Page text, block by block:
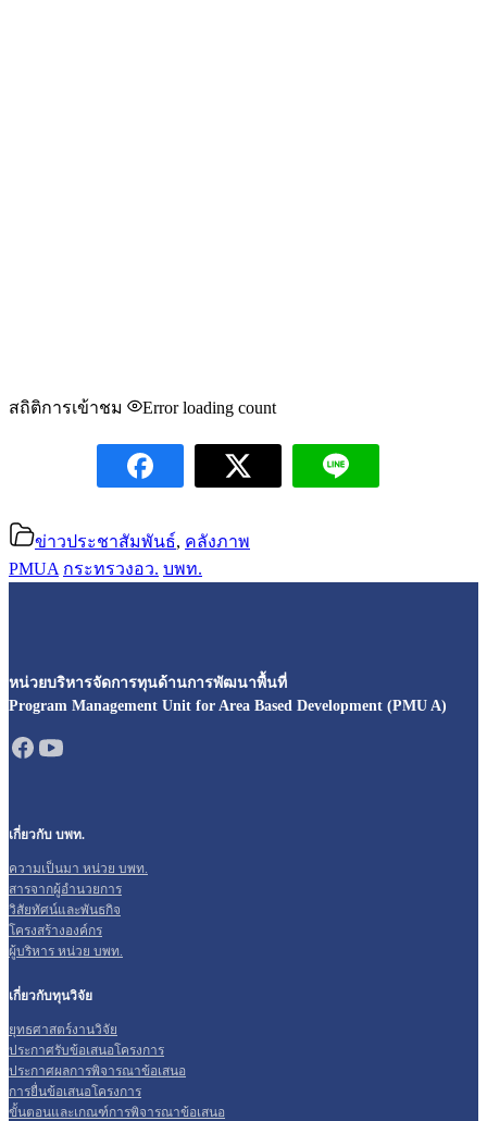
สถิติการเข้าชม Error loading count
ข่าวประชาสัมพันธ์, คลังภาพ
PMUA กระทรวงอว. บพท.
หน่วยบริหารจัดการทุนด้านการพัฒนาพื้นที่
Program Management Unit for Area Based Development (PMU A)
เกี่ยวกับ บพท.
ความเป็นมา หน่วย บพท.
สารจากผู้อำนวยการ
วิสัยทัศน์และพันธกิจ
โครงสร้างองค์กร
ผู้บริหาร หน่วย บพท.
เกี่ยวกับทุนวิจัย
ยุทธศาสตร์งานวิจัย
ประกาศรับข้อเสนอโครงการ
ประกาศผลการพิจารณาข้อเสนอ
การยื่นข้อเสนอโครงการ
ขั้นตอนและเกณฑ์การพิจารณาข้อเสนอ